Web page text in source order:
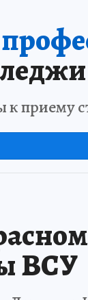
к приему
ВСУ